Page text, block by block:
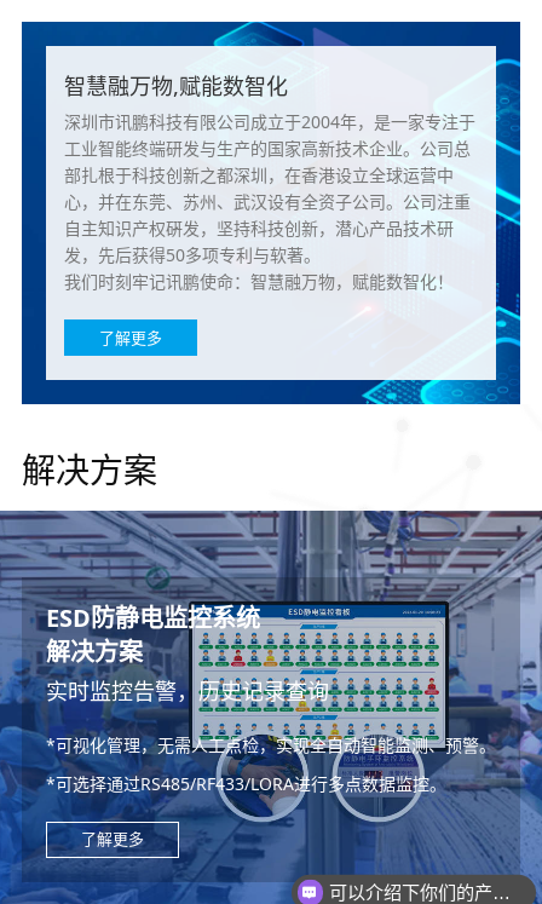
智慧融万物,赋能数智化
深圳市讯鹏科技有限公司成立于2004年，是一家专注于
工业智能终端研发与生产的国家高新技术企业。公司总
部扎根于科技创新之都深圳，在香港设立全球运营中
心，并在东莞、苏州、武汉设有全资子公司。公司注重
自主知识产权硏发，坚持科技创新，潜心产品技术研
发，先后获得50多项专利与软著。
我们时刻牢记讯鹏使命：智慧融万物，赋能数智化！
了解更多
解决方案
ESD防静电监控系统
解决方案
实时监控告警，历史记录查询
*可视化管理，无需人工点检，实现全自动智能监测、预警。
*可选择通过RS485/RF433/LORA进行多点数据监控。
了解更多
无线安灯呼叫系统
解决方案
帮助企业建立生产管理及时响应机制
*无线报警、语音播报、安灯看板、移动端提醒、多途径逐级
上报。
*响应时长、处理时长、异常时间数据统计分析。
了解更多
ESOP多功能作业指导书系统
解决方案
车间无纸化作业，支持多生产管理系统模块拓
展
*支持电子作业指导书审批，管理与发放。
*可播放2D、3D、图片、Word、Excel、PPT、视频等文
件。
了解更多
PTL仓储亮灯系统
解决方案
实现更高效的数字化仓库管理
*WMS、MES、ERP无缝对接
*电子库位标签，寻拣料目视化更快捷
*提高工作效率，降低人工成本，改善目视化
了解更多
车间生产看板管理系统
解决方案
讯鹏坚持满足需求、性能稳定、高性价比三项
原则
*生产计划与实时生产进度监控，产能与状态目视化管理。
*针对生产异常、进度延缓及时预警，以及处理，保障生产计
划如期实现。
了解更多
温湿度环境监控系统
解决方案
管控环境是预防隐患的关键
*工业级高精度LED温湿度显示屏。
*温湿度、压差、露点、光照噪音、粉尘
了解更多
MES系统
解决方案
人、机、料、法、环、测生产数据采集与追溯
*从物料到成品的产品生命周期全过程“管控”与“追溯”的数字
化解决方案
*实现实时数采与监控，为生产管理决策提供数据支撑，为不
良品溯源提供深度分析。
了解更多
可以介绍下你们的产品么？